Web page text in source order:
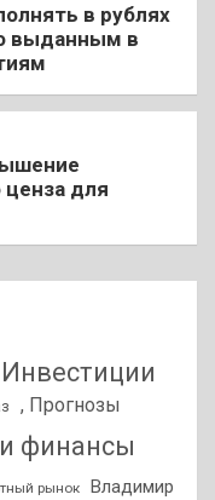
в рублях
выданным в
для
Инвестиции
, Прогнозы
финансы
рынок
Владимир